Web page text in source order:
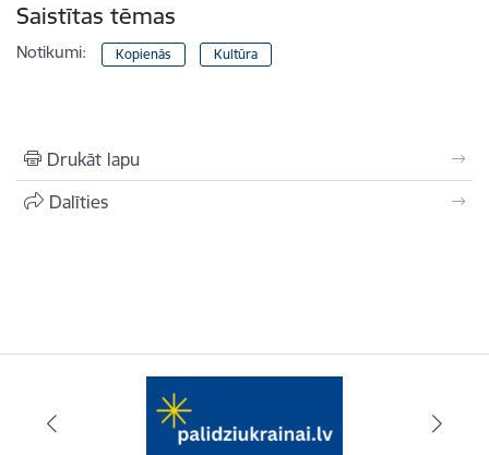
Saistītas tēmas
Notikumi: Kopienās Kultūra
Drukāt lapu
Dalīties